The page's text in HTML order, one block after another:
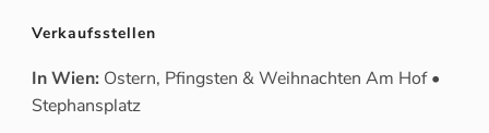
Verkaufsstellen
In Wien: Ostern, Pfingsten & Weihnachten Am Hof •
Stephansplatz